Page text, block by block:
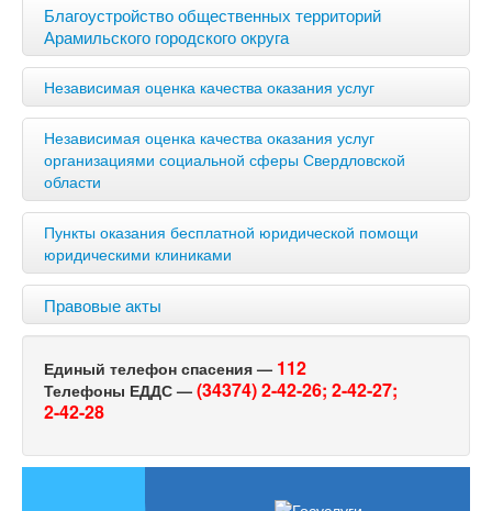
Благоустройство общественных территорий
Арамильского городского округа
Независимая оценка качества оказания услуг
Независимая оценка качества оказания услуг
организациями социальной сферы Свердловской
области
Пункты оказания бесплатной юридической помощи
юридическими клиниками
Правовые акты
Единый телефон спасения — 112
Телефоны ЕДДС — (34374) 2-42-26; 2-42-27;
2-42-28